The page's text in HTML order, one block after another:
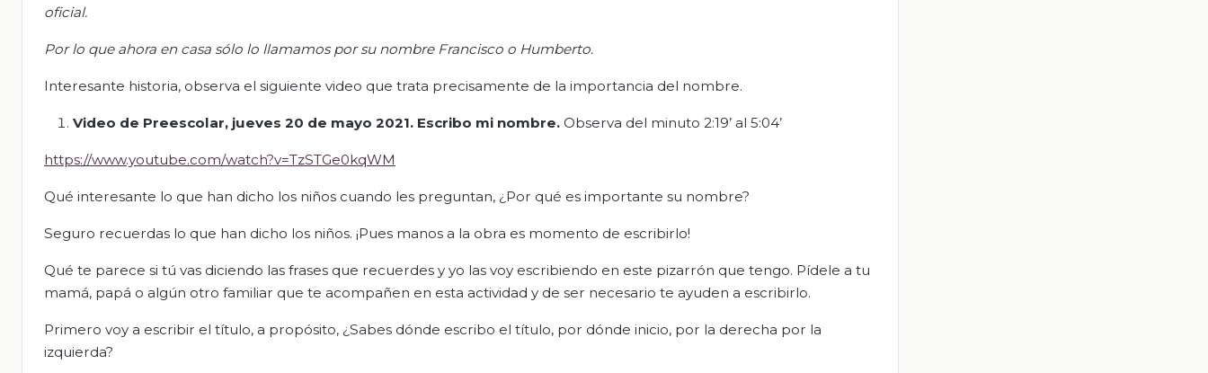
oficial.
Por lo que ahora en casa sólo lo llamamos por su nombre Francisco o Humberto.
Interesante historia, observa el siguiente video que trata precisamente de la importancia del nombre.
Video de Preescolar, jueves 20 de mayo 2021. Escribo mi nombre. Observa del minuto 2:19’ al 5:04’
https://www.youtube.com/watch?v=TzSTGe0kqWM
Qué interesante lo que han dicho los niños cuando les preguntan, ¿Por qué es importante su nombre?
Seguro recuerdas lo que han dicho los niños. ¡Pues manos a la obra es momento de escribirlo!
Qué te parece si tú vas diciendo las frases que recuerdes y yo las voy escribiendo en este pizarrón que tengo. Pídele a tu
mamá, papá o algún otro familiar que te acompañen en esta actividad y de ser necesario te ayuden a escribirlo.
Primero voy a escribir el título, a propósito, ¿Sabes dónde escribo el título, por dónde inicio, por la derecha por la
izquierda?